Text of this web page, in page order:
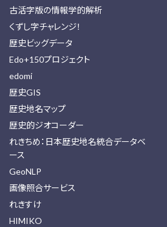
古活字版の情報学的解析
くずし字チャレンジ！
歴史ビッグデータ
Edo+150プロジェクト
edomi
歴史GIS
歴史地名マップ
歴史的ジオコーダー
れきちめ：日本歴史地名統合データベ
ース
GeoNLP
画像照合サービス
れきすけ
HIMIKO